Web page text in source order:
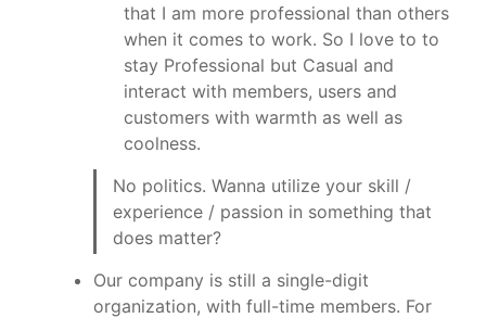
that I am more professional than others
when it comes to work. So I love to to
stay Professional but Casual and
interact with members, users and
customers with warmth as well as
coolness.
No politics. Wanna utilize your skill /
experience / passion in something that
does matter?
Our company is still a single-digit
organization, with full-time members. For